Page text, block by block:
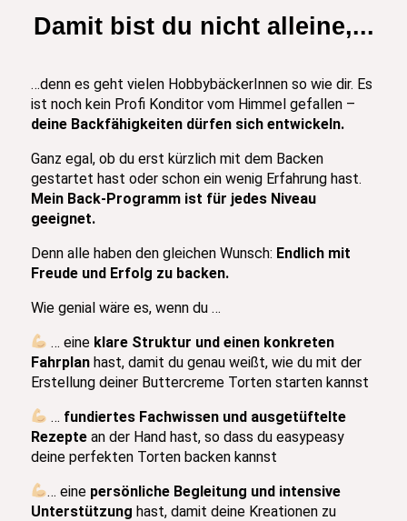
Damit bist du nicht alleine,...
…denn es geht vielen HobbybäckerInnen so wie dir. Es
ist noch kein Profi Konditor vom Himmel gefallen –
deine Backfähigkeiten dürfen sich entwickeln.
Ganz egal, ob du erst kürzlich mit dem Backen
gestartet hast oder schon ein wenig Erfahrung hast.
Mein Back-Programm ist für jedes Niveau
geeignet.
Denn alle haben den gleichen Wunsch: Endlich mit
Freude und Erfolg zu backen.
Wie genial wäre es, wenn du …
… eine klare Struktur und einen konkreten
Fahrplan hast, damit du genau weißt, wie du mit der
Erstellung deiner Buttercreme Torten starten kannst
… fundiertes Fachwissen und ausgetüftelte
Rezepte an der Hand hast, so dass du easypeasy
deine perfekten Torten backen kannst
… eine persönliche Begleitung und intensive
Unterstützung hast, damit deine Kreationen zu